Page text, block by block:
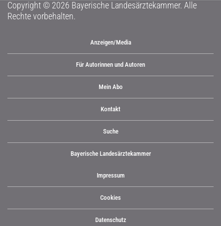
Copyright © 2026 Bayerische Landesärztekammer. Alle
Rechte vorbehalten.
Anzeigen/Media
Für Autorinnen und Autoren
Mein Abo
Kontakt
Suche
Bayerische Landesärztekammer
Impressum
Cookies
Datenschutz